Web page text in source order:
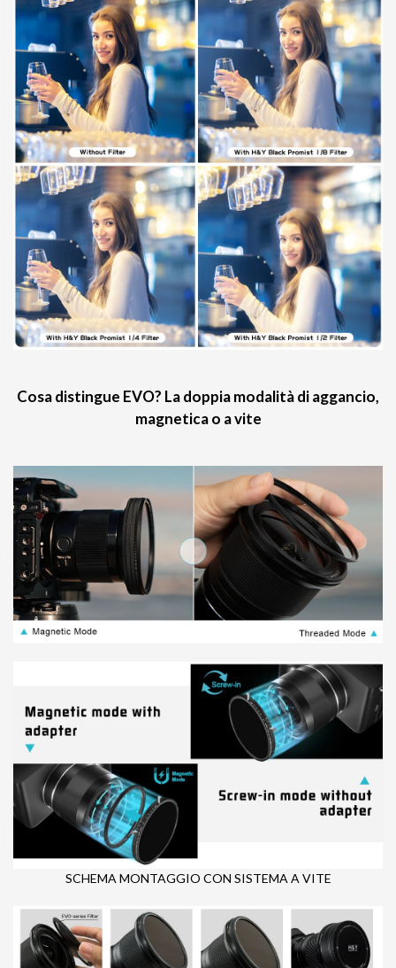
Cosa distingue EVO? La doppia modalità di aggancio,
magnetica o a vite
SCHEMA MONTAGGIO CON SISTEMA A VITE